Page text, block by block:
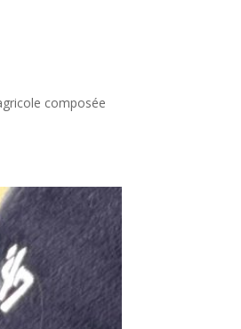
composée